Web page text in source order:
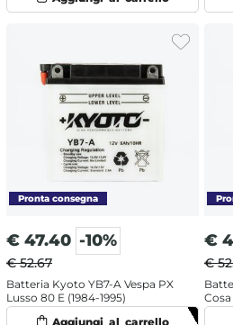
€ 47.40 -10%
€ 52.67
Batteria Kyoto YB7-A Vespa PX
Lusso 80 E (1984-1995)
€
€
Cosa